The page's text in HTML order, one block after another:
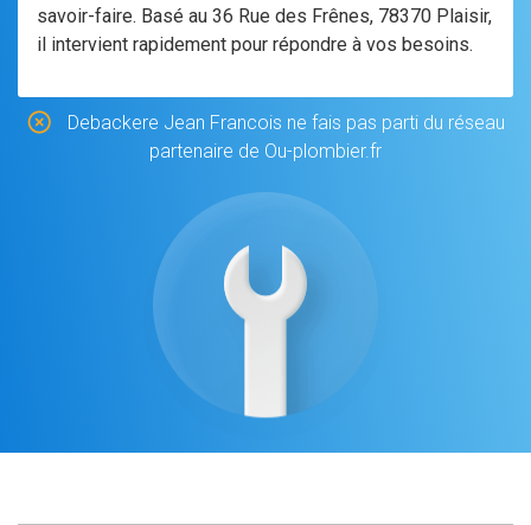
savoir-faire. Basé au 36 Rue des Frênes, 78370 Plaisir,
il intervient rapidement pour répondre à vos besoins.
Debackere Jean Francois ne fais pas parti du réseau
partenaire de Ou-plombier.fr